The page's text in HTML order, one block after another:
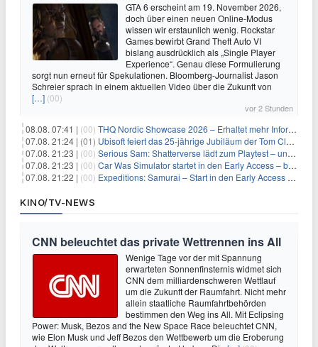
GTA 6 erscheint am 19. November 2026,
doch über einen neuen Online-Modus
wissen wir erstaunlich wenig. Rockstar
Games bewirbt Grand Theft Auto VI
bislang ausdrücklich als „Single Player
Experience“. Genau diese Formulierung
sorgt nun erneut für Spekulationen. Bloomberg-Journalist Jason
Schreier sprach in einem aktuellen Video über die Zukunft von
[…] (00)
vor 2 Stunden
08.08. 07:41 | (00) THQ Nordic Showcase 2026 – Erhaltet mehr Informationen
07.08. 21:24 | (01) Ubisoft feiert das 25-jährige Jubiläum der Tom Clancy’s Ghost Recon-Reihe
07.08. 21:23 | (00) Serious Sam: Shatterverse lädt zum Playtest – und erscheint schon bald!
07.08. 21:23 | (00) Car Was Simulator startet in den Early Access – bald gehts los!
07.08. 21:22 | (00) Expeditions: Samurai – Start in den Early Access ab heute im feudalen Japan
KINO/TV-NEWS
CNN beleuchtet das private Wettrennen ins All
Wenige Tage vor der mit Spannung
erwarteten Sonnenfinsternis widmet sich
CNN dem milliardenschweren Wettlauf
um die Zukunft der Raumfahrt. Nicht mehr
allein staatliche Raumfahrtbehörden
bestimmen den Weg ins All. Mit Eclipsing
Power: Musk, Bezos and the New Space Race beleuchtet CNN,
wie Elon Musk und Jeff Bezos den Wettbewerb um die Eroberung